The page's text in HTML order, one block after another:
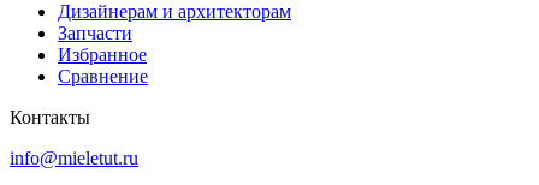
Дизайнерам и архитекторам
Запчасти
Избранное
Сравнение
Контакты
info@mieletut.ru